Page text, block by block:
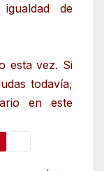
de
esta vez. Si
todavía,
en este